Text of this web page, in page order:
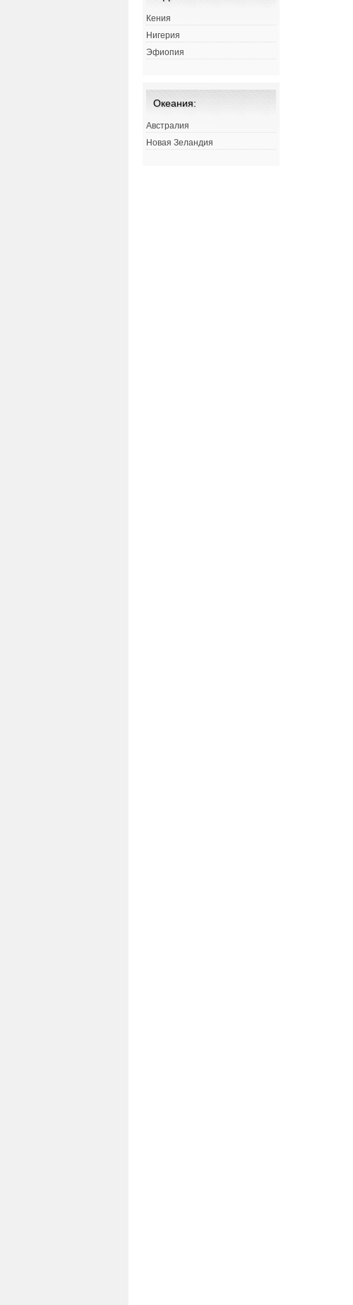
Кения
Нигерия
Эфиопия
Океания:
Австралия
Новая Зеландия